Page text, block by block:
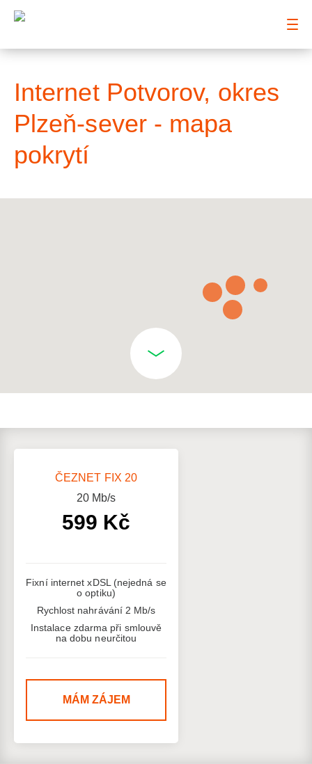
Internet Potvorov, okres
Plzeň-sever - mapa
pokrytí
ČEZNET FIX 20
20Mb/s
599 Kč
Fixní internet xDSL (nejedná se
o optiku)
Rychlost nahrávání 2 Mb/s
Instalace zdarma při smlouvě
na dobu neurčitou
MÁM ZÁJEM
: Mapa pokrytí město